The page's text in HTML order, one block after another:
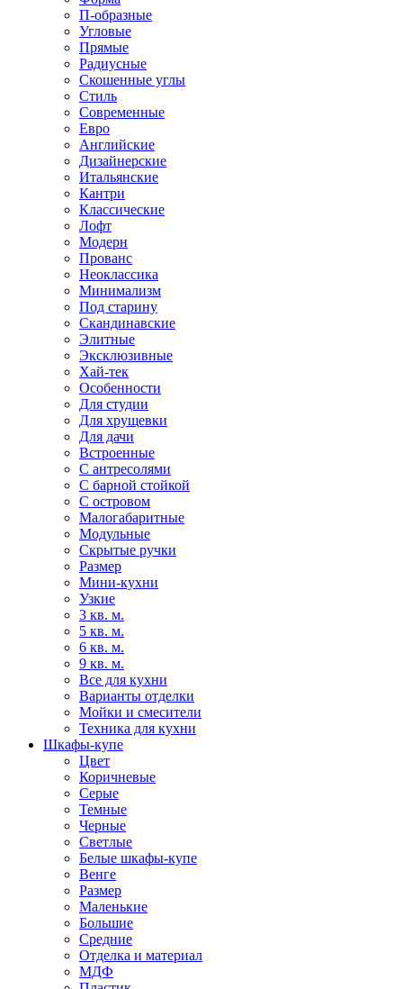
П-образные
Угловые
Прямые
Радиусные
Скошенные углы
Стиль
Современные
Евро
Английские
Дизайнерские
Итальянские
Кантри
Классические
Лофт
Модерн
Прованс
Неоклассика
Минимализм
Под старину
Скандинавские
Элитные
Эксклюзивные
Хай-тек
Особенности
Для студии
Для хрущевки
Для дачи
Встроенные
С антресолями
С барной стойкой
С островом
Малогабаритные
Модульные
Скрытые ручки
Размер
Мини-кухни
Узкие
3 кв. м.
5 кв. м.
6 кв. м.
9 кв. м.
Все для кухни
Варианты отделки
Мойки и смесители
Техника для кухни
Шкафы-купе
Цвет
Коричневые
Серые
Темные
Черные
Светлые
Белые шкафы-купе
Венге
Размер
Маленькие
Большие
Средние
Отделка и материал
МДФ